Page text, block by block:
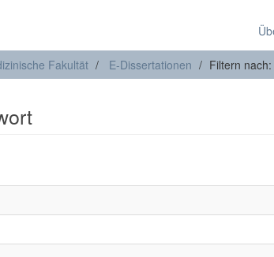
Fakultät E-Dissertationen Filtern